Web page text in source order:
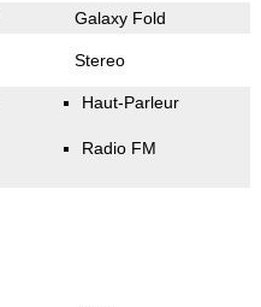
Galaxy Fold
Stereo
Haut-Parleur
Radio FM